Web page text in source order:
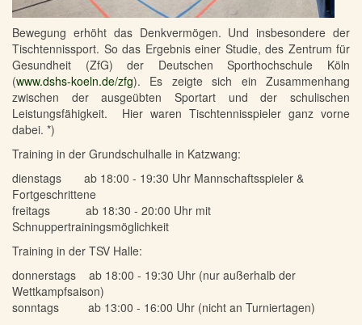
Bewegung erhöht das Denkvermögen. Und insbesondere der
Tischtennissport. So das Ergebnis einer Studie, des Zentrum für
Gesundheit (ZfG) der Deutschen Sporthochschule Köln
(www.dshs-koeln.de/zfg). Es zeigte sich ein Zusammenhang
zwischen der ausgeübten Sportart und der schulischen
Leistungsfähigkeit. Hier waren Tischtennisspieler ganz vorne
dabei. *)
Training in der Grundschulhalle in Katzwang:
dienstags ab 18:00 - 19:30 Uhr Mannschaftsspieler &
Fortgeschrittene
freitags ab 18:30 - 20:00 Uhr mit
Schnuppertrainingsmöglichkeit
Training in der TSV Halle:
donnerstags ab 18:00 - 19:30 Uhr (nur außerhalb der
Wettkampfsaison)
sonntags ab 13:00 - 16:00 Uhr (nicht an Turniertagen)